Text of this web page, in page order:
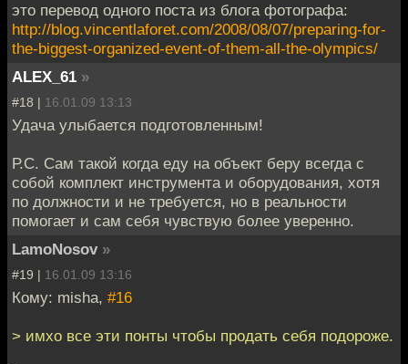
это перевод одного поста из блога фотографа:
http://blog.vincentlaforet.com/2008/08/07/preparing-for-
the-biggest-organized-event-of-them-all-the-olympics/
ALEX_61 »
#18 | 16.01.09 13:13
Удача улыбается подготовленным!
Р.С. Сам такой когда еду на объект беру всегда с
собой комплект инструмента и оборудования, хотя
по должности и не требуется, но в реальности
помогает и сам себя чувствую более уверенно.
LamoNosov »
#19 | 16.01.09 13:16
Кому: misha, #16
> имхо все эти понты чтобы продать себя подороже.